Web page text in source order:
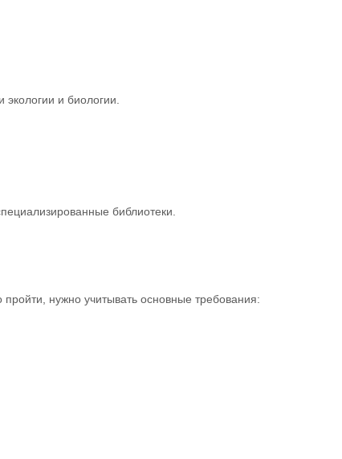
и биологии.
библиотеки.
нужно учитывать основные требования: